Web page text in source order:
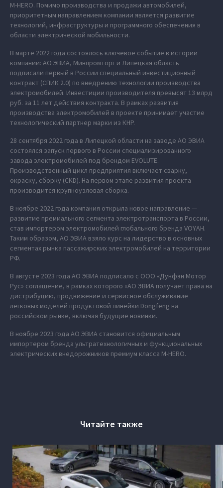
M‑HERO. Помимо производства и продажи автомобилей,
приоритетным направлением компании является развитие
технологий, инфраструктуры и программного обеспечения в
области электрической мобильности.
В марте 2022 года состоялось ключевое событие в истории
компании: АО ЭВИА, Минпромторг и Липецкая область
подписали первый в России специальный инвестиционный
контракт (СПИК 2.0) по внедрению технологии производства
электромобилей. Инвестиции производителя превысят 13 млрд
руб. за 11 лет действия контракта. В рамках развития
производства электромобилей в проекте принимает участие
технологический партнер марки из КНР.
28 сентября 2022 года в Липецкой области на заводе АО ЭВИА
состоялся запуск первого в России специализированного
завода электромобилей под брендом EVOLUTE.
Производственный цикл предприятия включает сварку,
окраску, сборку (CKD). На первом этапе развития проекта
производится крупноузловая сборка.
В ноябре 2022 года компания открыла новое направление —
развитие премиального сегмента электротранспорта в России,
став импортером электромобилей глобального бренда VOYAH.
Таким образом, АО ЭВИА взяло курс на лидерство в основных
сегментах рынка пассажирских электромобилей на территории
РФ.
В августе 2023 года АО ЭВИА подписало с ООО «Дунфэн Мотор
Рус» соглашение, в рамках которого «АО ЭВИА получает права на
дистрибуцию, продвижение и сервисное обслуживание
легковых моделей продуктовой линейки Dongfeng на
российском рынке, включая будущие новинки.
В ноябре 2023 года АО ЭВИА становится официальным
импортером бренда ультратехнологичных и функциональных
электрических внедорожников премиум класса M‑HERO.
Читайте также